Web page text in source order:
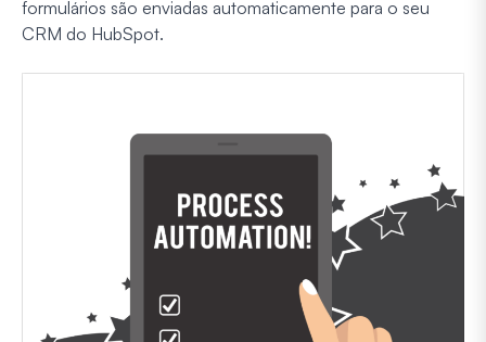
formulários são enviadas automaticamente para o seu
CRM do HubSpot.